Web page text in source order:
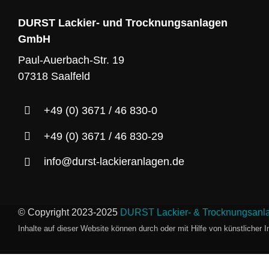
DURST Lackier- und Trocknungsanlagen
GmbH
Paul-Auerbach-Str. 19
07318 Saalfeld
+49 (0) 3671 / 46 830-0
+49 (0) 3671 / 46 830-29
info@durst-lackieranlagen.de
© Copyright 2023-2025 DURST Lackier- &
Inhalte auf dieser Website können durch oder mit Hilfe von